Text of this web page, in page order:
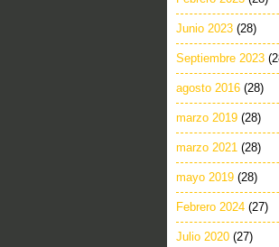
Junio 2023 (28)
Septiembre 2023
agosto 2016 (28)
marzo 2019 (28)
marzo 2021 (28)
mayo 2019 (28)
Febrero 2024 (27)
Julio 2020 (27)